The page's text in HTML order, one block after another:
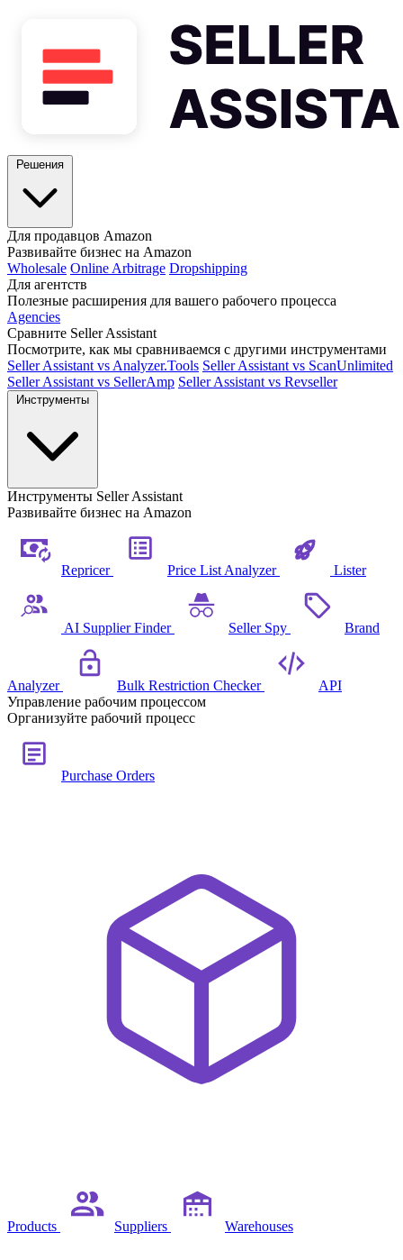
Для продавцов Amazon
Развивайте бизнес на Amazon
Wholesale Online Arbitrage Dropshipping
Для агентств
Полезные расширения для вашего рабочего процесса
Agencies
Сравните Seller Assistant
Посмотрите, как мы сравниваемся с другими инструментами
Seller Assistant vs Analyzer.Tools Seller Assistant vs ScanUnlimited
Seller Assistant vs SellerAmp Seller Assistant vs Revseller
Инструменты Seller Assistant
Развивайте бизнес на Amazon
Repricer Price List Analyzer Lister
AI Supplier Finder Seller Spy Brand
Analyzer Bulk Restriction Checker
API
Управление рабочим процессом
Организуйте рабочий процесс
Purchase Orders
Products Suppliers Warehouses